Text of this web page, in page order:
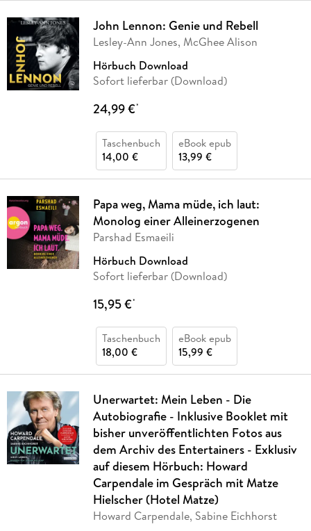
John Lennon: Genie und Rebell
Lesley-Ann Jones, McGhee Alison
Hörbuch Download
Sofort lieferbar (Download)
24,99 €*
Taschenbuch
14,00 €
eBook epub
13,99 €
Papa weg, Mama müde, ich laut:
Monolog einer Alleinerzogenen
Parshad Esmaeili
Hörbuch Download
Sofort lieferbar (Download)
15,95 €*
Taschenbuch
18,00 €
eBook epub
15,99 €
Unerwartet: Mein Leben - Die
Autobiografie - Inklusive Booklet mit
bisher unveröffentlichten Fotos aus
dem Archiv des Entertainers - Exklusiv
auf diesem Hörbuch: Howard
Carpendale im Gespräch mit Matze
Hielscher (Hotel Matze)
Howard Carpendale, Sabine Eichhorst